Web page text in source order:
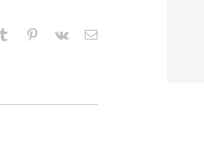
Tumblr Pinterest
Vk
Correo